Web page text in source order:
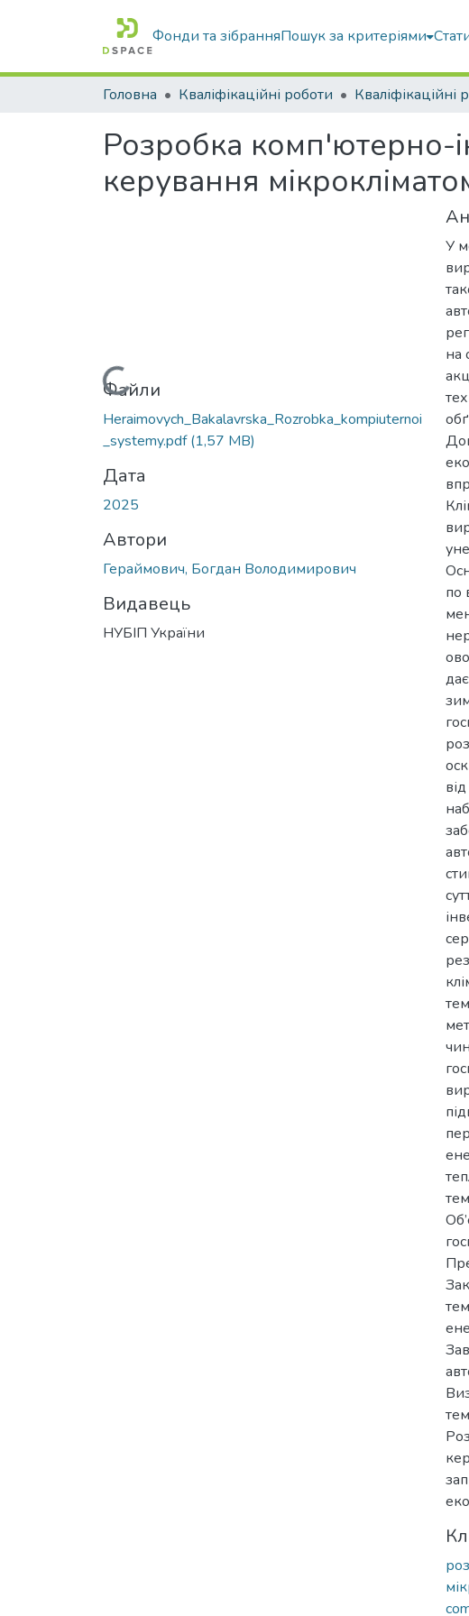
Фонди та зібранняПошук за критеріями
Головна Кваліфікаційні роботи
Розробка комп'ютерно-
керування
Вантажиться...Файли
Heraimovych_Bakalavrska_Rozrobka_kompiuternoi
_systemy.pdf(1,57 MB)
Дата
2025
Автори
Гераймович, Богдан Володимирович
Видавець
НУБІП України
У
на
по